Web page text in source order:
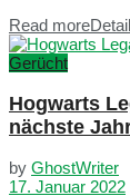
Read more
Gerücht
Hogwarts
nächste
by GhostWriter
17. Januar 2022